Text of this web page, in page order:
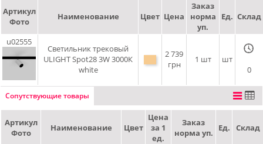
Артикул
Фото
Наименование Цвет Цена
Заказ
норма
уп.
Ед. Склад
u02555
Светильник трековый
ULIGHT Spot28 3W 3000К
white
2 739
грн
1 шт
шт
0
Сопутствующие товары
Артикул
Фото
Наименование Цвет
Цена
за 1
ед.
Заказ
норма уп.
Ед. Склад